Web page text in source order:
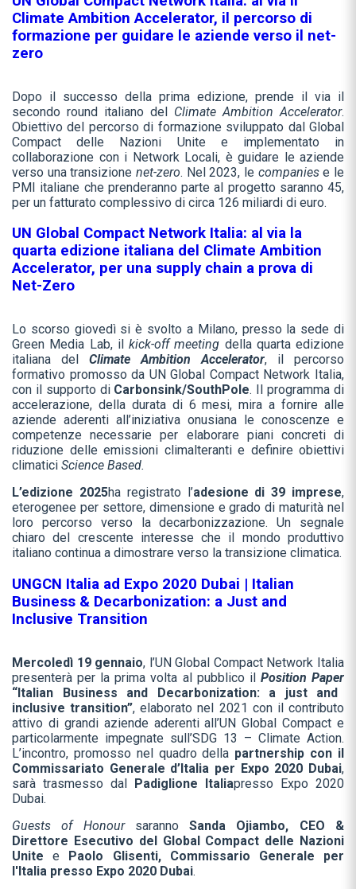
Climate Ambition Accelerator, il percorso di
formazione per guidare le aziende verso il net-
zero
Dopo il successo della prima edizione, prende il via il
secondo round italiano del Climate Ambition Accelerator.
Obiettivo del percorso di formazione sviluppato dal Global
Compact delle Nazioni Unite e implementato in
collaborazione con i Network Locali, è guidare le aziende
verso una transizione net-zero. Nel 2023, le companiese le
PMI italiane che prenderanno parte al progetto saranno 45,
per un fatturato complessivo di circa 126 miliardi di euro.
UN Global Compact Network Italia: al via la
quarta edizione italiana del Climate Ambition
Accelerator, per una supply chain a prova di
Net-Zero
Lo scorso giovedì si è svolto a Milano, presso la sede di
Green Media Lab, il kick-off meeting della quarta edizione
italiana del Climate Ambition Accelerator, il percorso
formativo promosso da UN Global Compact Network Italia,
con il supporto di Carbonsink/SouthPole. Il programma di
accelerazione, della durata di 6 mesi, mira a fornire alle
aziende aderenti all’iniziativa onusiana le conoscenze e
competenze necessarie per elaborare piani concreti di
riduzione delle emissioni climalteranti e definire obiettivi
climatici Science Based.
L’edizione 2025ha registrato l’adesione di39 imprese,
eterogenee per settore, dimensione e grado di maturità nel
loro percorso verso la decarbonizzazione. Un segnale
chiaro del crescente interesse che il mondo produttivo
italiano continua a dimostrare verso la transizione climatica.
UNGCN Italia ad Expo 2020 Dubai | Italian
Business & Decarbonization: a Just and
Inclusive Transition
Mercoledì 19 gennaio, l’UN Global Compact Network Italia
presenterà per la prima volta al pubblico il Position Paper
“Italian Business and Decarbonization: a just and
inclusive transition”, elaborato nel 2021 con il contributo
attivo di grandi aziende aderenti all’UN Global Compact e
particolarmente impegnate sull’SDG 13 – Climate Action.
L’incontro, promosso nel quadro della partnership con il
Commissariato Generale d’Italia per Expo 2020 Dubai,
sarà trasmesso dal Padiglione Italiapresso Expo 2020
Dubai.
Guests of HonoursarannoSanda Ojiambo, CEO &
Direttore Esecutivo del Global Compact delle Nazioni
Unite e Paolo Glisenti, Commissario Generale per
l'Italia presso Expo 2020 Dubai.